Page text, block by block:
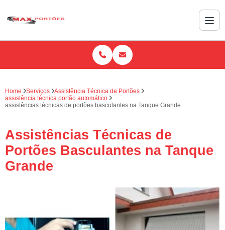
Home Serviços
Assistência Técnica de Portões
assistência técnica portão automático
assistências técnicas de portões basculantes na Tanque Grande
Assistências Técnicas de
Portões Basculantes na Tanque
Grande